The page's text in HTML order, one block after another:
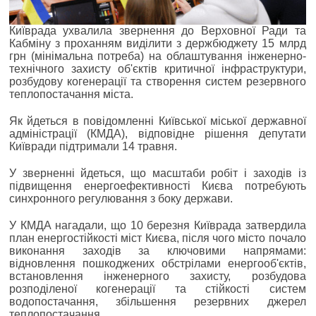
Київрада ухвалила звернення до Верховної Ради та
Кабміну з проханням виділити з держбюджету 15 млрд
грн (мінімальна потреба) на облаштування інженерно-
технічного захисту об'єктів критичної інфраструктури,
розбудову когенерації та створення систем резервного
теплопостачання міста.
Як йдеться в повідомленні Київської міської державної
адміністрації (КМДА), відповідне рішення депутати
Київради підтримали 14 травня.
У зверненні йдеться, що масштаби робіт і заходів із
підвищення енергоефективності Києва потребують
синхронного регулювання з боку держави.
У КМДА нагадали, що 10 березня Київрада затвердила
план енергостійкості міст Києва, після чого місто почало
виконання заходів за ключовими напрямами:
відновлення пошкоджених обстрілами енергооб'єктів,
встановлення інженерного захисту, розбудова
розподіленої когенерації та стійкості систем
водопостачання, збільшення резервних джерел